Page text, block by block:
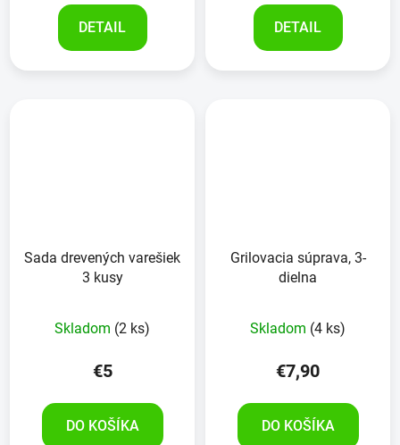
DETAIL DETAIL
Sada drevených varešiek
3 kusy
Skladom (2 ks)
€5
DO KOŠÍKA
Grilovacia súprava, 3-
dielna
Skladom (4 ks)
€7,90
DO KOŠÍKA